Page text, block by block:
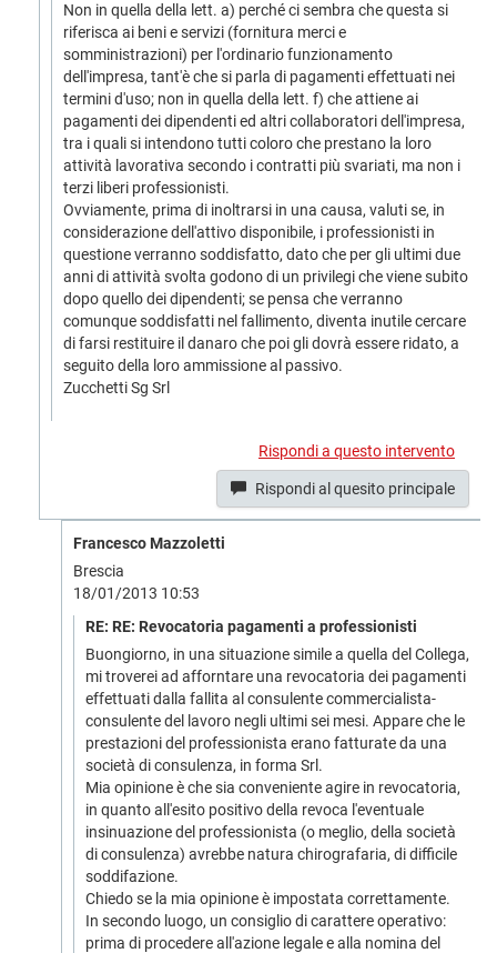
Non in quella della lett. a) perché ci sembra che questa si
riferisca ai beni e servizi (fornitura merci e
somministrazioni) per l'ordinario funzionamento
dell'impresa, tant'è che si parla di pagamenti effettuati nei
termini d'uso; non in quella della lett. f) che attiene ai
pagamenti dei dipendenti ed altri collaboratori dell'impresa,
tra i quali si intendono tutti coloro che prestano la loro
attività lavorativa secondo i contratti più svariati, ma non i
terzi liberi professionisti.
Ovviamente, prima di inoltrarsi in una causa, valuti se, in
considerazione dell'attivo disponibile, i professionisti in
questione verranno soddisfatto, dato che per gli ultimi due
anni di attività svolta godono di un privilegi che viene subito
dopo quello dei dipendenti; se pensa che verranno
comunque soddisfatti nel fallimento, diventa inutile cercare
di farsi restituire il danaro che poi gli dovrà essere ridato, a
seguito della loro ammissione al passivo.
Zucchetti Sg Srl
Rispondi a questo intervento
Rispondi al quesito principale
Francesco Mazzoletti
Brescia
18/01/2013 10:53
RE: RE: Revocatoria pagamenti a professionisti
Buongiorno, in una situazione simile a quella del Collega,
mi troverei ad afforntare una revocatoria dei pagamenti
effettuati dalla fallita al consulente commercialista-
consulente del lavoro negli ultimi sei mesi. Appare che le
prestazioni del professionista erano fatturate da una
società di consulenza, in forma Srl.
Mia opinione è che sia conveniente agire in revocatoria,
in quanto all'esito positivo della revoca l'eventuale
insinuazione del professionista (o meglio, della società
di consulenza) avrebbe natura chirografaria, di difficile
soddifazione.
Chiedo se la mia opinione è impostata correttamente.
In secondo luogo, un consiglio di carattere operativo:
prima di procedere all'azione legale e alla nomina del